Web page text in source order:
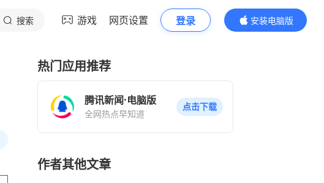
搜索 游戏 网页设置 登录
安装电脑版
内容更精彩
热门应用推荐
腾讯新闻·电脑版
全网热点早知道
点击下载
作者其他文章